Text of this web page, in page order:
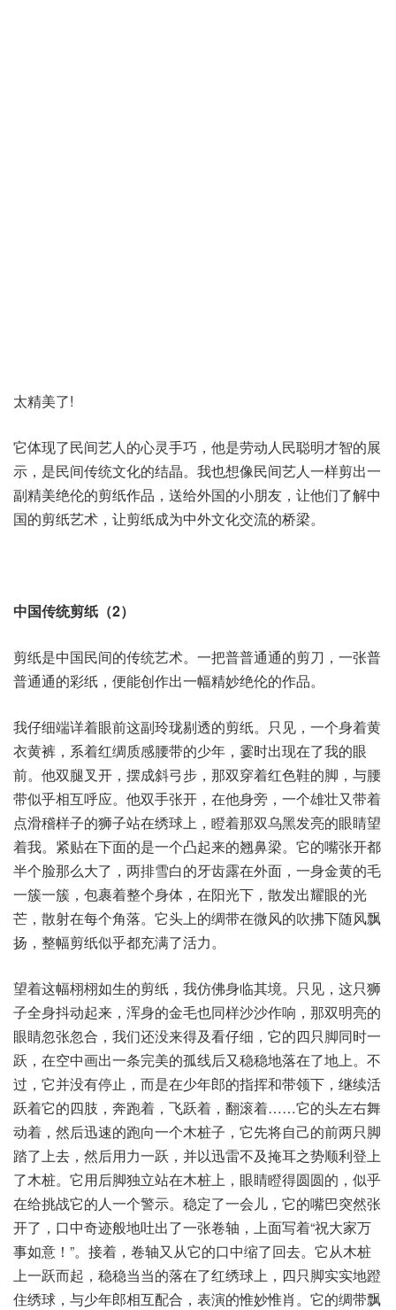
太精美了!
它体现了民间艺人的心灵手巧，他是劳动人民聪明才智的展
示，是民间传统文化的结晶。我也想像民间艺人一样剪出一
副精美绝伦的剪纸作品，送给外国的小朋友，让他们了解中
国的剪纸艺术，让剪纸成为中外文化交流的桥梁。
中国传统剪纸（2）
剪纸是中国民间的传统艺术。一把普普通通的剪刀，一张普
普通通的彩纸，便能创作出一幅精妙绝伦的作品。
我仔细端详着眼前这副玲珑剔透的剪纸。只见，一个身着黄
衣黄裤，系着红绸质感腰带的少年，霎时出现在了我的眼
前。他双腿叉开，摆成斜弓步，那双穿着红色鞋的脚，与腰
带似乎相互呼应。他双手张开，在他身旁，一个雄壮又带着
点滑稽样子的狮子站在绣球上，瞪着那双乌黑发亮的眼睛望
着我。紧贴在下面的是一个凸起来的翘鼻梁。它的嘴张开都
半个脸那么大了，两排雪白的牙齿露在外面，一身金黄的毛
一簇一簇，包裹着整个身体，在阳光下，散发出耀眼的光
芒，散射在每个角落。它头上的绸带在微风的吹拂下随风飘
扬，整幅剪纸似乎都充满了活力。
望着这幅栩栩如生的剪纸，我仿佛身临其境。只见，这只狮
子全身抖动起来，浑身的金毛也同样沙沙作响，那双明亮的
眼睛忽张忽合，我们还没来得及看仔细，它的四只脚同时一
跃，在空中画出一条完美的孤线后又稳稳地落在了地上。不
过，它并没有停止，而是在少年郎的指挥和带领下，继续活
跃着它的四肢，奔跑着，飞跃着，翻滚着……它的头左右舞
动着，然后迅速的跑向一个木桩子，它先将自己的前两只脚
踏了上去，然后用力一跃，并以迅雷不及掩耳之势顺利登上
了木桩。它用后脚独立站在木桩上，眼睛瞪得圆圆的，似乎
在给挑战它的人一个警示。稳定了一会儿，它的嘴巴突然张
开了，口中奇迹般地吐出了一张卷轴，上面写着“祝大家万
事如意！”。接着，卷轴又从它的口中缩了回去。它从木桩
上一跃而起，稳稳当当的落在了红绣球上，四只脚实实地蹬
住绣球，与少年郎相互配合，表演的惟妙惟肖。它的绸带飘